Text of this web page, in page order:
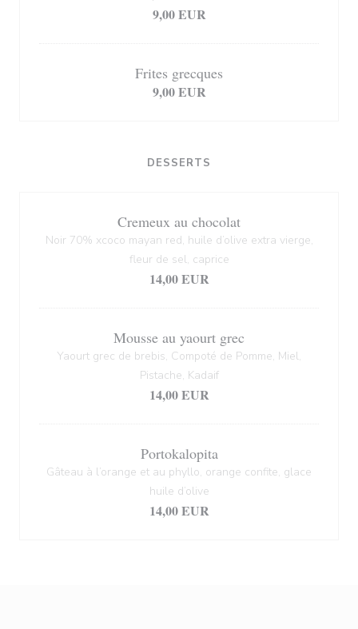
9,00 EUR
Frites grecques
9,00 EUR
DESSERTS
Cremeux au chocolat
Noir 70% xcoco mayan red, huile d’olive extra vierge,
fleur de sel, caprice
14,00 EUR
Mousse au yaourt grec
Yaourt grec de brebis, Compoté de Pomme, Miel,
Pistache, Kadaif
14,00 EUR
Portokalopita
Gâteau à l’orange et au phyllo, orange confite, glace
huile d’olive
14,00 EUR